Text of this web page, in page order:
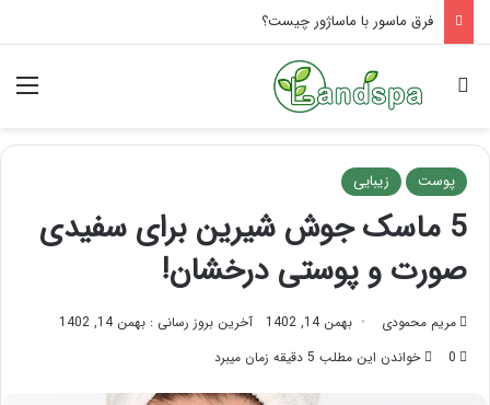
فرق ماسور با ماساژور چیست؟
جستجو برای
پوست زیبایی
5 ماسک جوش شیرین برای سفیدی
صورت و پوستی درخشان!
مریم محمودی بهمن 14, 1402
آخرین بروز رسانی : بهمن 14, 1402
0
خواندن این مطلب 5 دقیقه زمان میبرد